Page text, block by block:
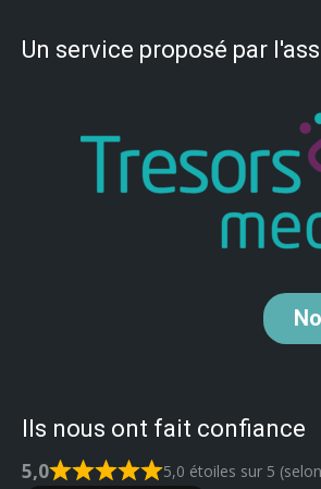
Un service proposé par
Ils nous ont fait confiance
5,0 5,0 étoiles sur 5